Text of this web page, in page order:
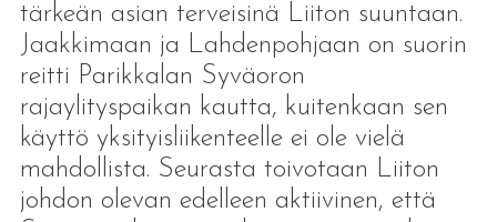
tärkeän asian terveisinä Liiton suuntaan.
Jaakkimaan ja Lahdenpohjaan on suorin
reitti Parikkalan Syväoron
rajaylityspaikan kautta, kuitenkaan sen
käyttö yksityisliikenteelle ei ole vielä
mahdollista. Seurasta toivotaan Liiton
johdon olevan edelleen aktiivinen, että